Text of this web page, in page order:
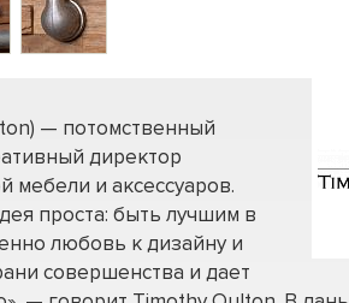
— потомственный
директор
мебели и аксессуаров.
проста: быть лучшим в
любовь к дизайну и
совершенства и дает